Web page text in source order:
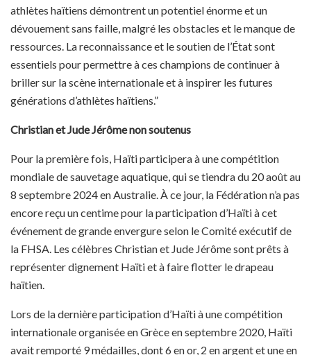
athlètes haïtiens démontrent un potentiel énorme et un
dévouement sans faille, malgré les obstacles et le manque de
ressources. La reconnaissance et le soutien de l’État sont
essentiels pour permettre à ces champions de continuer à
briller sur la scène internationale et à inspirer les futures
générations d’athlètes haïtiens.”
Christian et Jude Jérôme non soutenus
Pour la première fois, Haïti participera à une compétition
mondiale de sauvetage aquatique, qui se tiendra du 20 août au
8 septembre 2024 en Australie. À ce jour, la Fédération n’a pas
encore reçu un centime pour la participation d’Haïti à cet
événement de grande envergure selon le Comité exécutif de
la FHSA. Les célèbres Christian et Jude Jérôme sont prêts à
représenter dignement Haïti et à faire flotter le drapeau
haïtien.
Lors de la dernière participation d’Haïti à une compétition
internationale organisée en Grèce en septembre 2020, Haïti
avait remporté 9 médailles, dont 6 en or, 2 en argent et une en